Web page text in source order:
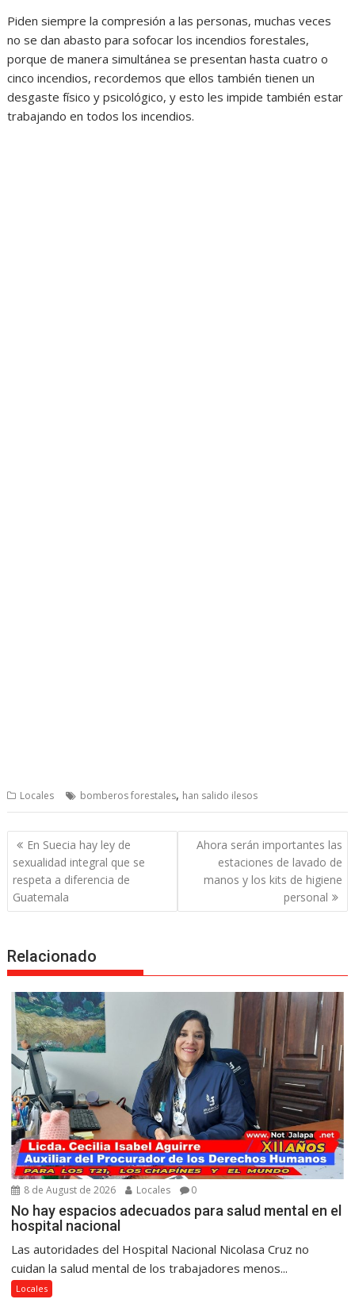
Piden siempre la compresión a las personas, muchas veces
no se dan abasto para sofocar los incendios forestales,
porque de manera simultánea se presentan hasta cuatro o
cinco incendios, recordemos que ellos también tienen un
desgaste físico y psicológico, y esto les impide también estar
trabajando en todos los incendios.
Locales bomberos forestales, han salido ilesos
Post
navigation
En Suecia hay ley de
sexualidad integral que se
respeta a diferencia de
Guatemala
Ahora serán importantes las
estaciones de lavado de
manos y los kits de higiene
personal
Relacionado
8 de August de 2026 Locales 0
No hay espacios adecuados para salud mental en el
hospital nacional
Las autoridades del Hospital Nacional Nicolasa Cruz no
cuidan la salud mental de los trabajadores menos...
Locales